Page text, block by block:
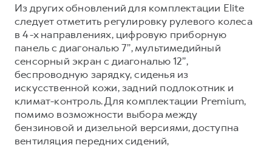
Из других обновлений для комплектации Elite
следует отметить регулировку рулевого колеса
в 4-х направлениях, цифровую приборную
панель с диагональю 7’’, мультимедийный
сенсорный экран с диагональю 12’’,
беспроводную зарядку, сиденья из
искусственной кожи, задний подлокотник и
климат-контроль. Для комплектации Premium,
помимо возможности выбора между
бензиновой и дизельной версиями, доступна
вентиляция передних сидений,